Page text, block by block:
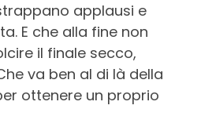
applausi e
E che alla fine non
il finale secco,
va ben al di là della
ottenere un proprio